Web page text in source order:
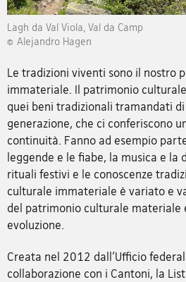
Lagh da Val Viola, Val da Camp
© Alejandro Hagen
Le tradizioni viventi sono il nostro
immateriale. Il patrimonio
quei beni tradizionali tramandati
generazione, che ci conferiscono
continuità. Fanno ad esempio
leggende e le fiabe, la musica e la
rituali festivi e le conoscenze
culturale immateriale è variato e
del patrimonio culturale materiale
evoluzione.
Creata nel 2012 dall’Ufficio
collaborazione con i Cantoni, la